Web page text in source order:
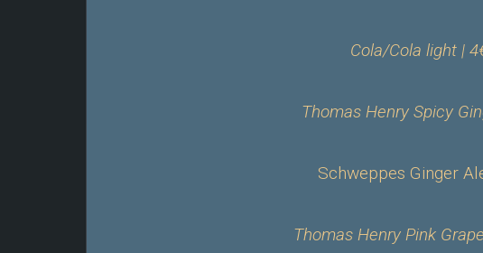
Cola/Cola light |
Thomas Henry Spicy
Schweppes Ginger
Thomas Henry Pink